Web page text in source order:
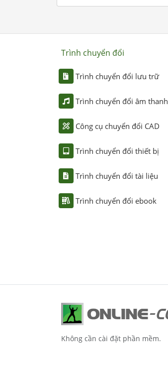
Trình chuyển đổi
Trình chuyển đổi lưu trữ
Trình chuyển đổi âm thanh
Công cụ chuyển đổi CAD
Trình chuyển đổi thiết bị
Trình chuyển đổi tài liệu
Trình chuyển đổi ebook
Không cần cài đặt phần mềm.